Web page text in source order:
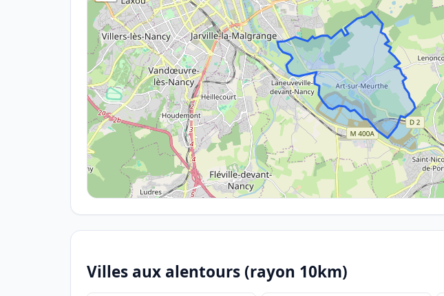
Villes aux alentours (rayon 10km)